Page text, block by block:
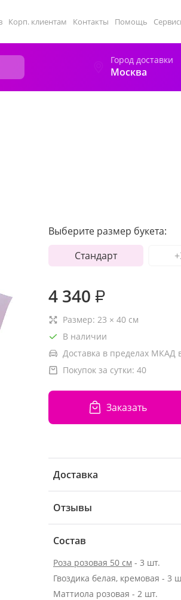
Корп. клиентам Контакты Помощь
Город доставки
Москва
Выберите размер букета:
Стандарт
4 340 ₽
Размер: 23 × 40 см
В наличии
Доставка в пределах МКАД
Покупок за сутки: 40
Заказать
Доставка
Отзывы
Состав
Роза розовая 50 см - 3 шт.
Гвоздика белая, кремовая - 3
Маттиола розовая - 2 шт.